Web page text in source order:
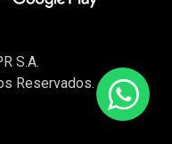
S.A.
Reservados.